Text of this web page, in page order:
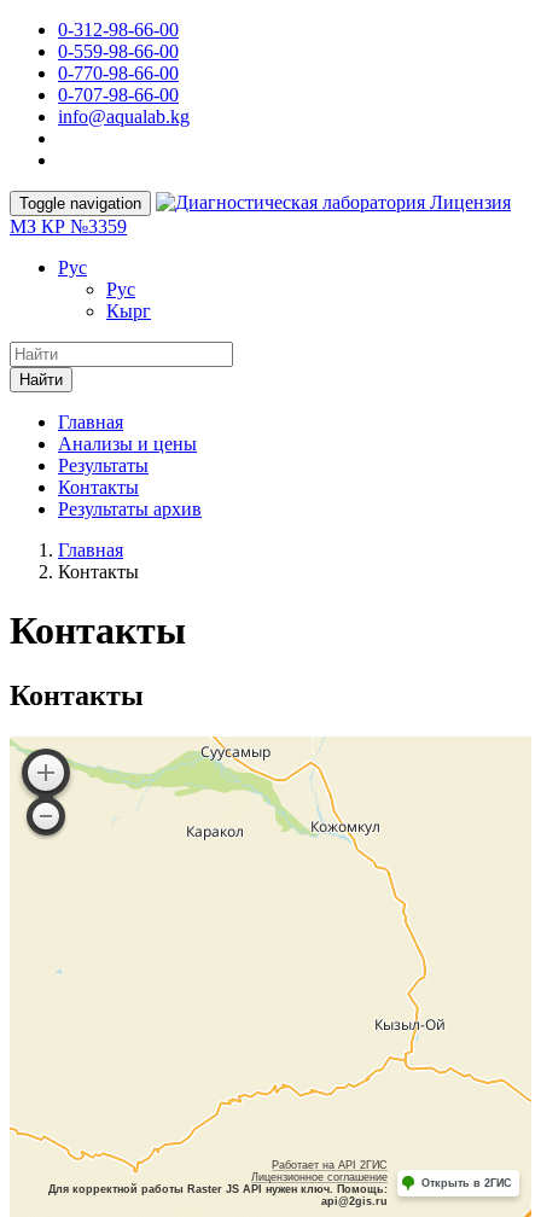
0-312-98-66-00
0-559-98-66-00
0-770-98-66-00
0-707-98-66-00
info@aqualab.kg
Toggle navigation
Лицензия
МЗ КР №3359
Руc
Руc
Кырг
Найти
Главная
Анализы и цены
Результаты
Контакты
Результаты архив
Главная
Контакты
Контакты
Контакты
Работает на API 2ГИС
Лицензионное соглашение
Для корректной работы Raster JS API нужен ключ. Помощь:
api@2gis.ru
Открыть в 2ГИС